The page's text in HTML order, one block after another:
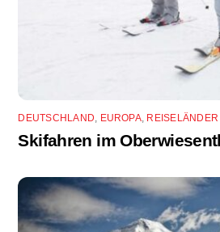
DEUTSCHLAND, EUROPA, REISELÄNDER
Skifahren im